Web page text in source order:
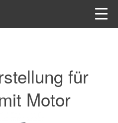
für
Motor